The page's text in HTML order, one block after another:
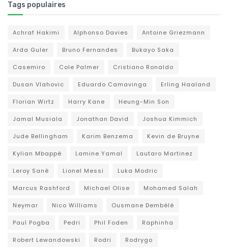
Tags populaires
Achraf Hakimi Alphonso Davies Antoine Griezmann
Arda Guler Bruno Fernandes Bukayo Saka
Casemiro Cole Palmer Cristiano Ronaldo
Dusan Vlahovic Eduardo Camavinga Erling Haaland
Florian Wirtz Harry Kane Heung-Min Son
Jamal Musiala Jonathan David Joshua Kimmich
Jude Bellingham Karim Benzema Kevin de Bruyne
Kylian Mbappé Lamine Yamal Lautaro Martinez
Leroy Sané Lionel Messi Luka Modric
Marcus Rashford Michael Olise Mohamed Salah
Neymar Nico Williams Ousmane Dembélé
Paul Pogba Pedri Phil Foden Raphinha
Robert Lewandowski Rodri Rodrygo